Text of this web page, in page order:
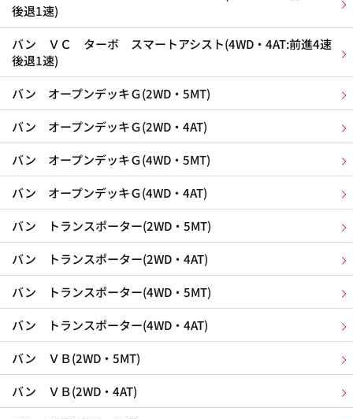
後退1速)
バン ＶＣ ターボ スマートアシスト(4WD・4AT:前進4速
後退1速)
バン オープンデッキＧ(2WD・5MT)
バン オープンデッキＧ(2WD・4AT)
バン オープンデッキＧ(4WD・5MT)
バン オープンデッキＧ(4WD・4AT)
バン トランスポーター(2WD・5MT)
バン トランスポーター(2WD・4AT)
バン トランスポーター(4WD・5MT)
バン トランスポーター(4WD・4AT)
バン ＶＢ(2WD・5MT)
バン ＶＢ(2WD・4AT)